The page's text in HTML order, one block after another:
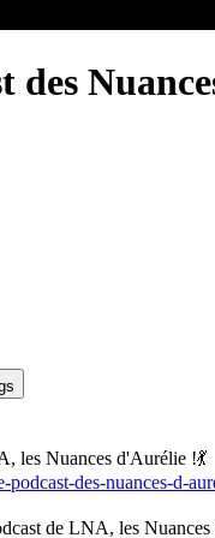
des
les Nuances d'Aurélie !💃
podcast-des-nuances-d-
de LNA, les Nuances